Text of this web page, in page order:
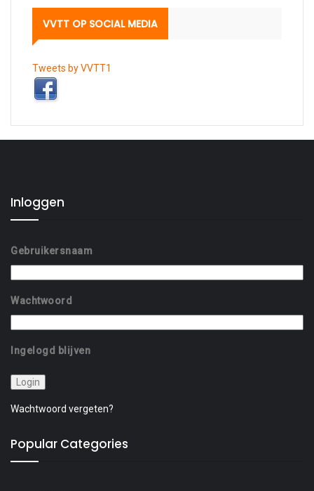
VVTT OP SOCIAL MEDIA
Tweets by VVTT1
Inloggen
Gebruikersnaam
Wachtwoord
Ingelogd blijven
Wachtwoord vergeten?
Popular Categories